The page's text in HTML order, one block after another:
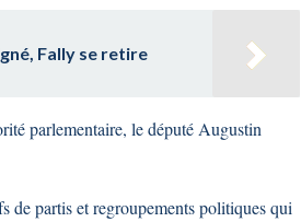
Fally se retire
parlementaire, le député Augustin
de partis et regroupements politiques qui